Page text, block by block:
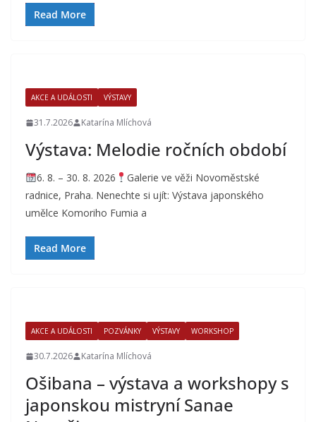
Read More
AKCE A UDÁLOSTI VÝSTAVY
31.7.2026 Katarína Mlíchová
Výstava: Melodie ročních období
6. 8. – 30. 8. 2026
Galerie ve věži Novoměstské
radnice, Praha. Nenechte si ujít: Výstava japonského
umělce Komoriho Fumia a
Read More
AKCE A UDÁLOSTI POZVÁNKY VÝSTAVY WORKSHOP
30.7.2026 Katarína Mlíchová
Ošibana – výstava a workshopy s
japonskou mistryní Sanae